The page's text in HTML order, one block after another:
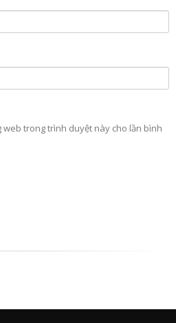
trong trình duyệt này cho lần bình